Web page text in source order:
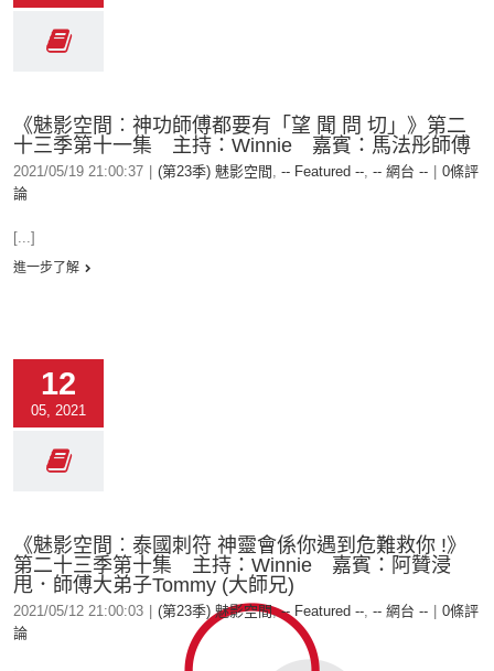
《魅影空間︰神功師傅都要有「望 聞 問 切」》第二
十三季第十一集 主持：Winnie 嘉賓：馬法彤師傅
2021/05/19 21:00:37 (第23季) 魅影空間 , -- Featured --, -- 網台 --
0條評
論
[...]
進一步了解
12
05, 2021
《魅影空間︰泰國刺符 神靈會係你遇到危難救你 !》
第二十三季第十集 主持：Winnie 嘉賓：阿贊浸
甩．師傅大弟子Tommy (大師兄)
2021/05/12 21:00:03 (第23季) 魅影空間,-- Featured --, -- 網台 --
0條評
論